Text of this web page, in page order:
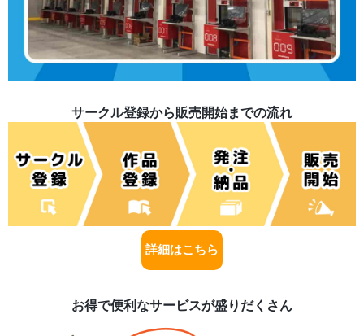
サークル登録から販売開始までの流れ
詳細はこちら
お得で便利なサービスが盛りだくさん